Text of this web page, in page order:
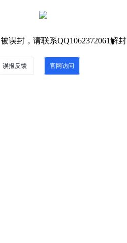
误封，请联系QQ1062372061解封
误报反馈 官网访问